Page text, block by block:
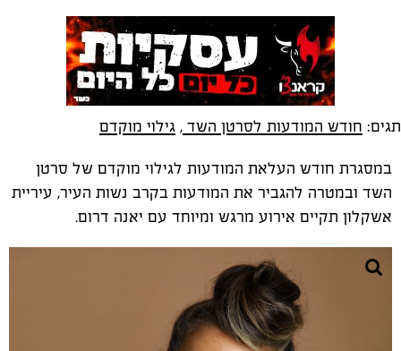
תגים: חודש המודעות לסרטן השד , גילוי מוקדם
במסגרת חודש העלאת המודעות לגילוי מוקדם של סרטן
השד ובמטרה להגביר את המודעות בקרב נשות העיר, עיריית
אשקלון תקיים אירוע מרגש ומיוחד עם יאנה דרום.